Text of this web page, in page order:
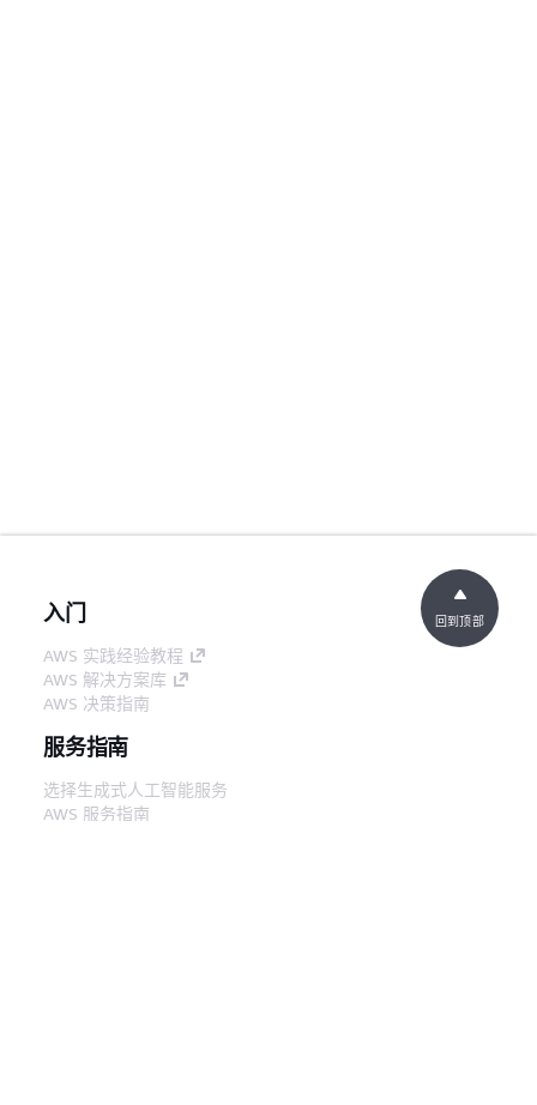
入门
AWS 实践经验教程
AWS 解决方案库
AWS 决策指南
服务指南
选择生成式人工智能服务
AWS 服务指南
回到顶部